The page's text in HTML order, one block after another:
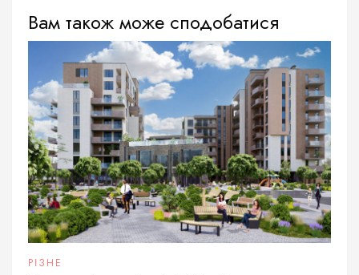
Вам також може сподобатися
РІЗНЕ